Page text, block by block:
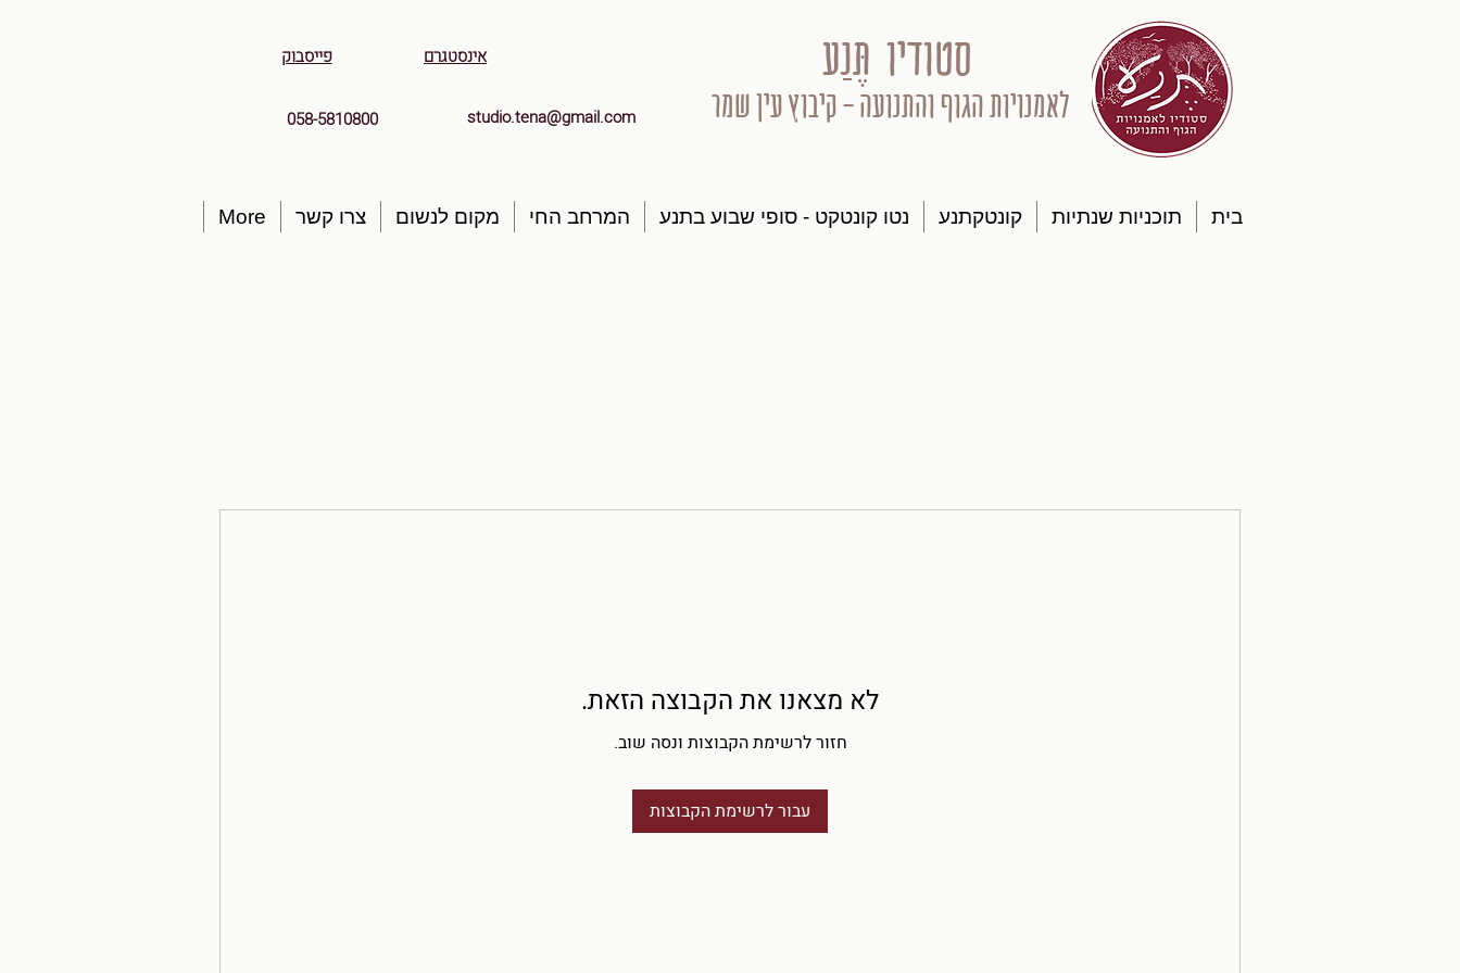
פייסבוק אינסטגרם
058-5810800 studio.tena@gmail.com
סטודיו תֶּנַע
לאמנויות הגוף והתנועה - קיבוץ עין שמר
בית תוכניות שנתיות קונטקתנע נטו קונטקט - סופי שבוע בתנע המרחב החי מקום לנשום צרו קשר More
לא מצאנו את הקבוצה הזאת.
חזור לרשימת הקבוצות ונסה שוב.
עבור לרשימת הקבוצות